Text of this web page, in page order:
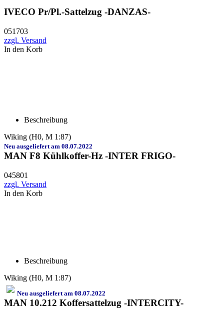
IVECO Pr/Pl.-Sattelzug -DANZAS-
051703
zzgl. Versand
In den Korb
Beschreibung
Wiking (H0, M 1:87)
Neu ausgeliefert am 08.07.2022
MAN F8 Kühlkoffer-Hz -INTER FRIGO-
045801
zzgl. Versand
In den Korb
Beschreibung
Wiking (H0, M 1:87)
Neu ausgeliefert am 08.07.2022
MAN 10.212 Koffersattelzug -INTERCITY-